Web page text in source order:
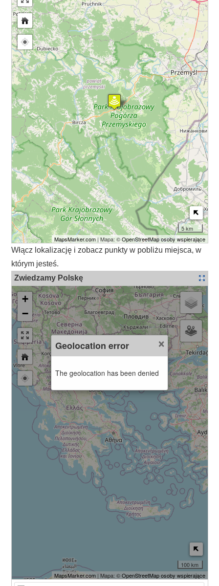
5 km
MapsMarker.com| Mapa: ©OpenStreetMap osoby wspierające
Włącz lokalizację i zobacz punkty w pobliżu miejsca, w
którym jesteś.
Zwiedzamy Polskę
+
−
100 km
MapsMarker.com| Mapa: ©OpenStreetMap osoby wspierające
×
Geolocation error
The geolocation has been denied